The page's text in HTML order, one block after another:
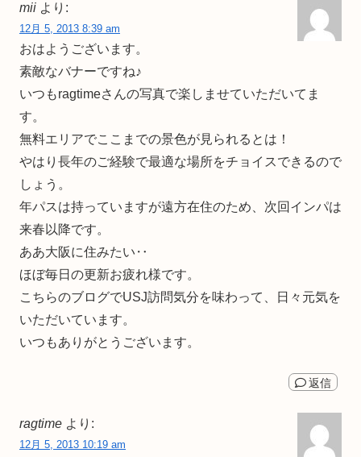
mii より:
12月 5, 2013 8:39 am
おはようございます。
素敵なバナーですね♪
いつもragtimeさんの写真で楽しませていただいてま
す。
無料エリアでここまでの景色が見られるとは！
やはり長年のご経験で最適な場所をチョイスできるので
しょう。
年パスは持っていますが遠方在住のため、次回インパは
来春以降です。
ああ大阪に住みたい‥
ほぼ毎日の更新お疲れ様です。
こちらのブログでUSJ訪問気分を味わって、日々元気を
いただいています。
いつもありがとうございます。
返信
ragtime より:
12月 5, 2013 10:19 am